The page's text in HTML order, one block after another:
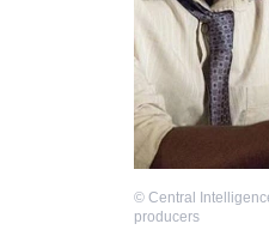
© Central
producers